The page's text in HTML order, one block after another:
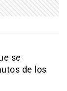
se
de los